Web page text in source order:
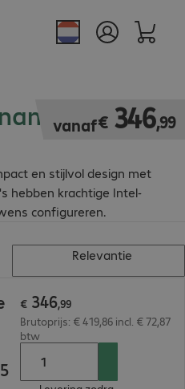
Barebone
en stijlvol design met
hebben krachtige Intel-
configureren.
vanaf€ 346,99
€ 346,99
Relevantie
€ 346,99
Brutoprijs: € 419,86 incl. € 72,87
btw